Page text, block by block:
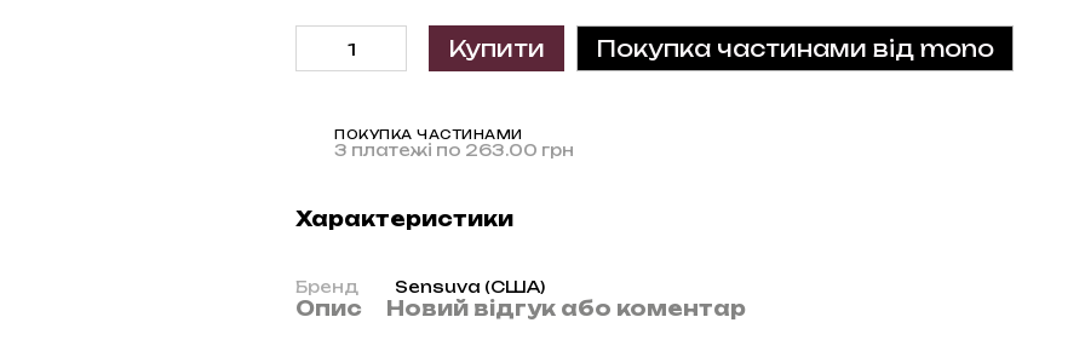
Купити Покупка частинами від mono
ПОКУПКА ЧАСТИНАМИ
3 платежі по 263.00 грн
Характеристики
Бренд Sensuva (США)
Опис Новий відгук або коментар